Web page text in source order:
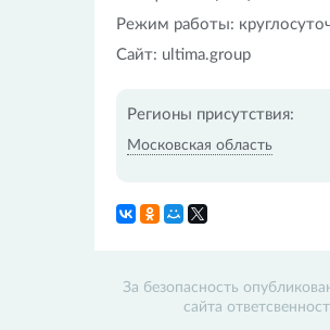
Режим работы:
Сайт: ultima.group
Регионы присутствия:
Московская область
За безопасность
сайта